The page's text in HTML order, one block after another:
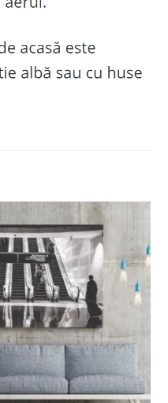
Adaugă
la
favorite